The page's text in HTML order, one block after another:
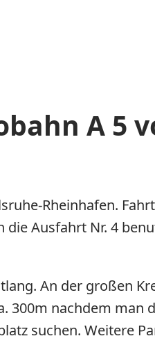
A 5
Rheinhafen.
Ausfahrt Nr. 4
An der großen
300m nachdem man
suchen. Weitere